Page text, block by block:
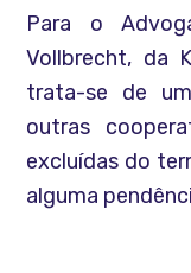
Para o
Vollbrecht, da
trata-se de
outras
excluídas do
alguma